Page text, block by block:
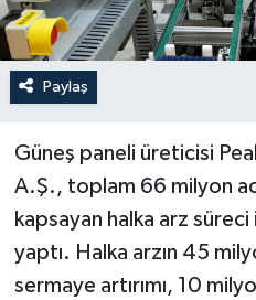
Paylaş
Güneş paneli üreticisi
A.Ş., toplam 66 milyon
kapsayan halka arz süreci
yaptı. Halka arzın 45
sermaye artırımı, 10